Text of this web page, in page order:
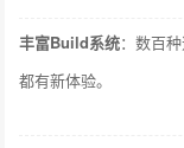
丰富Build系统：数百
都有新体验。